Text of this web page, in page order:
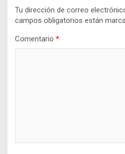
Tu dirección de correo
campos obligatorios están
Comentario *